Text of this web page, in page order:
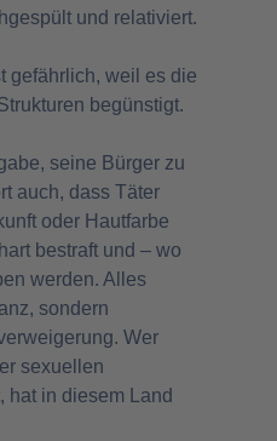
und relativiert.
gefährlich, weil es die
begünstigt.
seine Bürger zu
auch, dass Täter
oder Hautfarbe
bestraft und – wo
werden. Alles
sondern
Wer
sexuellen
hat in diesem Land